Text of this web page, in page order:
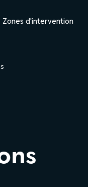
Zones d'intervention